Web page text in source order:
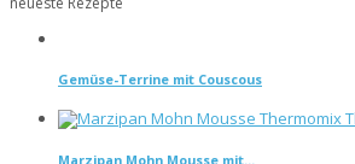
Gemüse-Terrine mit Couscous
Marzipan Mohn Mousse mit...